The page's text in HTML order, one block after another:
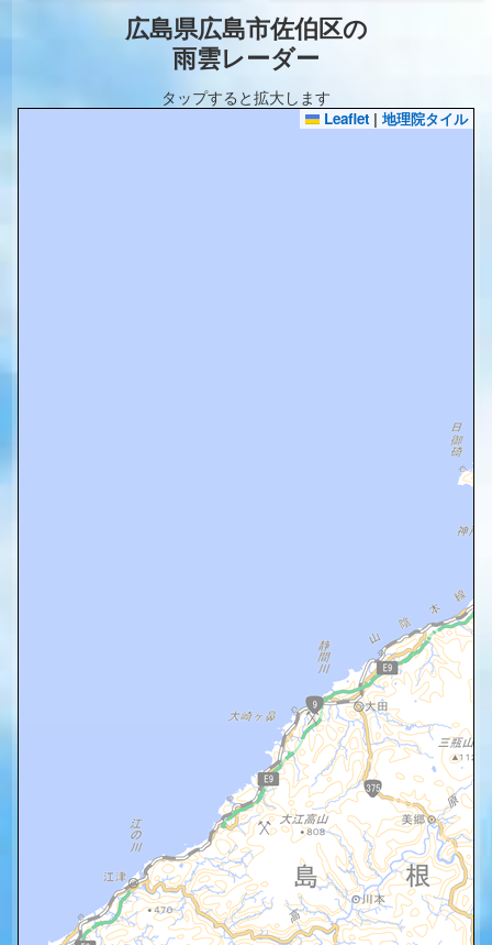
広島県広島市佐伯区の
雨雲レーダー
タップすると拡大します
Leaflet | 地理院タイル